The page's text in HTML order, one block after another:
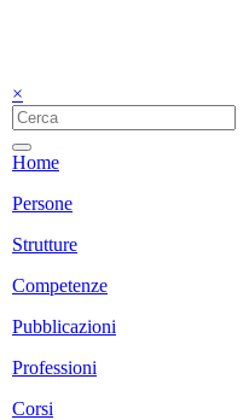
×
Home
Persone
Strutture
Competenze
Pubblicazioni
Professioni
Corsi